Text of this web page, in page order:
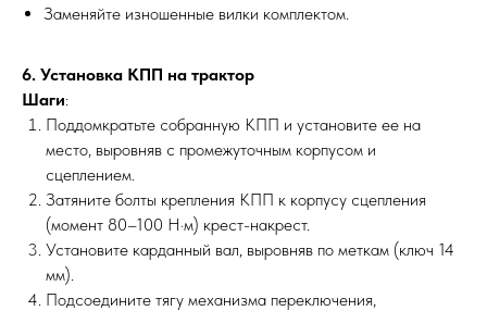
Заменяйте изношенные вилки комплектом.
6. Установка КПП на трактор
Шаги:
Поддомкратьте собранную КПП и установите ее на
место, выровняв с промежуточным корпусом и
сцеплением.
Затяните болты крепления КПП к корпусу сцепления
(момент 80–100 Н·м) крест-накрест.
Установите карданный вал, выровняв по меткам (ключ 14
мм).
Подсоедините тягу механизма переключения,